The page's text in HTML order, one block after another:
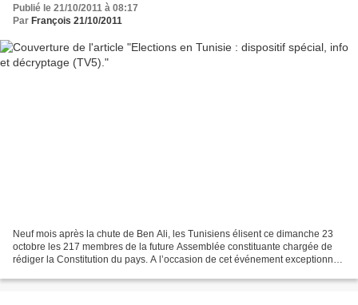
Publié le 21/10/2011 à 08:17
Par François 21/10/2011
Neuf mois après la chute de Ben Ali, les Tunisiens élisent ce dimanche 23
octobre les 217 membres de la future Assemblée constituante chargée de
rédiger la Constitution du pays. A lʼoccasion de cet événement exceptionnel,